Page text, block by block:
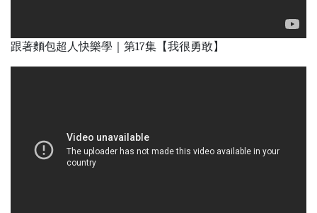
跟著麵包超人快樂學｜第17集【我很勇敢】